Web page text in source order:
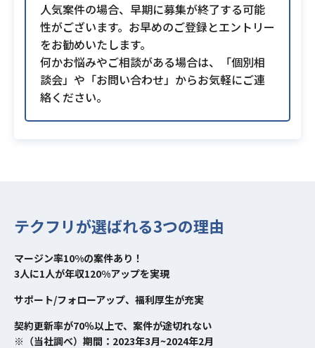
人気案件の場合、早期に募集が終了する可能
性がございます。お早めのご登録とエントリー
をお勧めいたします。
何かお悩みやご相談がある場合は、「個別相
談会」や「お問い合わせ」からお気軽にご連
絡ください。
テクフリが選ばれる3つの理由
マージン率10%の案件あり！
3人に1人が年収120%アップを実現
サポート/フォローアップ、福利厚生が充実
契約更新率が70％以上で、案件が途切れない
※（当社調べ）期間：2023年3月~2024年2月